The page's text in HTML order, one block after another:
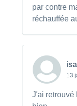
par contre
réchauffée
13
J'ai retrouvé